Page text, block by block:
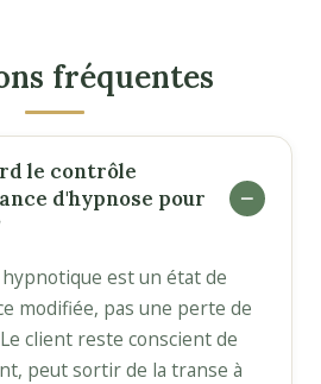
fréquentes
le contrôle
d'hypnose pour
est un état de
modifiée, pas une perte de
client reste conscient de
peut sortir de la transe à